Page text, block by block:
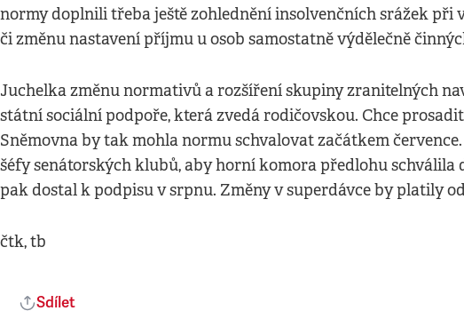
normy doplnili třeba ještě zohlednění insolvenčních srážek při
či změnu nastavení příjmu u osob samostatně výdělečně
Juchelka změnu normativů a rozšíření skupiny zranitelných
státní sociální podpoře, která zvedá rodičovskou. Chce
Sněmovna by tak mohla normu schvalovat začátkem
šéfy senátorských klubů, aby horní komora předlohu schválila
pak dostal k podpisu v srpnu. Změny v superdávce by platily
čtk, tb
Sdílet